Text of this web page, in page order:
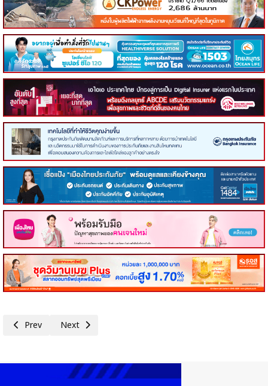
Previous article: EXIM BANK แต่งตั้งผู้อำนวยการฝ่ายวาณิชธนกิจ
Prev Next article: เหมียวจด เปิดตัวฟีเจอร์ ‘เหมียวดู’ เปลี่ยนเรื่องก
Next